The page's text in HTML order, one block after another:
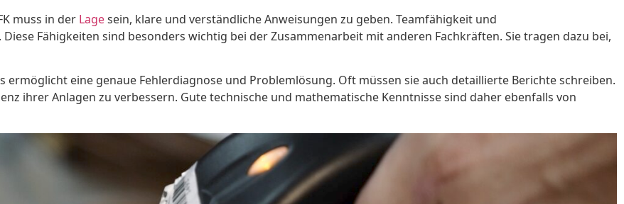
muss in der Lagesein, klare und verständliche Anweisungen zu geben. Teamfähigkeit und
Fähigkeiten sind besonders wichtig bei der Zusammenarbeit mit anderen Fachkräften. Sie tragen dazu bei,
ermöglicht eine genaue Fehlerdiagnose und Problemlösung. Oft müssen sie auch detaillierte Berichte schreiben.
ihrer Anlagen zu verbessern. Gute technische und mathematische Kenntnisse sind daher ebenfalls von